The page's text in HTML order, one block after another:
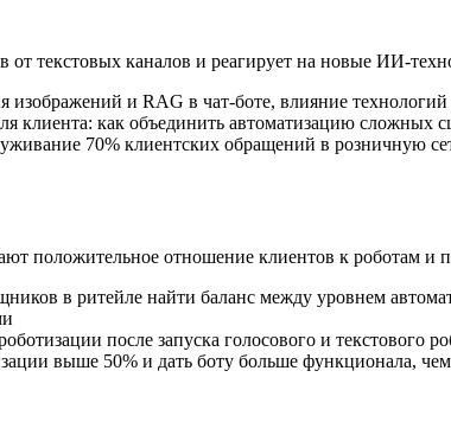
от текстовых каналов и реагирует на новые ИИ-
изображений и RAG в чат-боте, влияние
клиента: как объединить автоматизацию
70% клиентских обращений в розничную
положительное отношение клиентов к роботам и
в ритейле найти баланс между уровнем
после запуска голосового и текстового
выше 50% и дать боту больше функционала,